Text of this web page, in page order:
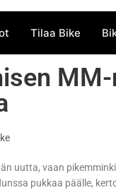
Tilaa Bike
uutta, vaan
pukkaa päälle,